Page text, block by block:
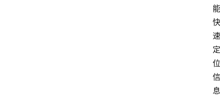
能
快
速
定
位
信
息